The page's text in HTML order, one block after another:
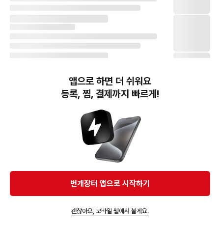
앱에서 구매하기
번개장터(주) 사업자정보, 이용약관 및 기타 법적고지
번개장터㈜는 통신판매중개자이며, 통신판매의 당사자가 아닙니다. 전자상거래 등에서의
소비자보호에 관한 법률 등 관련 법령 및 번개장터㈜의 약관에 따라 상품, 상품정보, 거래에 관한 책임은
개별 판매자에게 귀속하고, 번개장터㈜는 원칙적으로 회원간 거래에 대하여 책임을 지지 않습니다.
다만, 번개장터㈜가 직접 판매하는 상품에 대한 책임은 번개장터㈜에게 귀속합니다.
앱으로 하면 더 쉬워요
등록, 찜, 결제까지 빠르게!
번개장터 앱으로 시작하기
괜찮아요, 모바일 웹에서 볼게요.